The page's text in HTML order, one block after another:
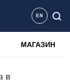
EN
МАГАЗИН
в